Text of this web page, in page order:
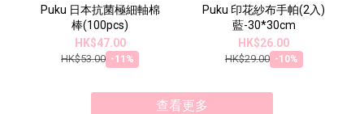
Puku 日本抗菌極細軸棉
棒(100pcs)
HK$47.00
HK$53.00 -11%
Puku 印花紗布手帕(2入)
藍-30*30cm
HK$26.00
HK$29.00 -10%
查看更多